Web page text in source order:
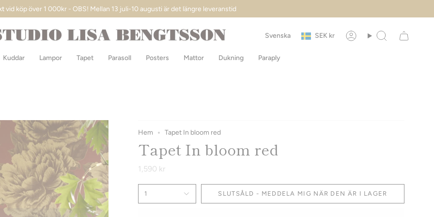
vid köp över 1 000kr - OBS! Mellan 13 juli-10 augusti är det längre leveranstid
Språk
Svenska Valuta
SEK kr Konto Sök
Kuddar Lampor Tapet Parasoll Posters Mattor Dukning Paraply
Hem Tapet In bloom red
Tapet In bloom red
1,590 kr
1 SLUTSÅLD - MEDDELA MIG NÄR DEN ÄR I LAGER